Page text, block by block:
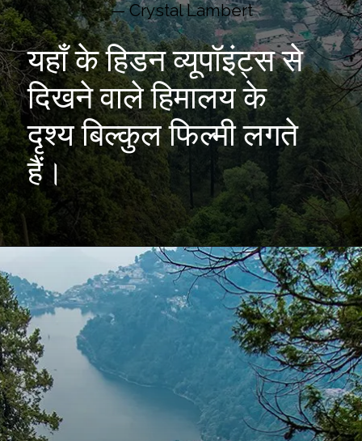
यहाँ के हिडन व्यूपॉइंट्स से
दिखने वाले हिमालय के
दृश्य बिल्कुल फिल्मी लगते
हैं।
— Crystal Lambert